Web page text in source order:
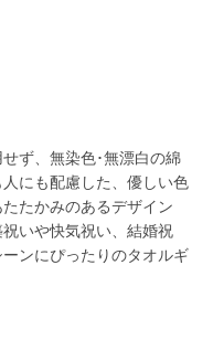
ず、無染色･無漂白の綿
にも配慮した、優しい色
たかみのあるデザイン
いや快気祝い、結婚祝
ンにぴったりのタオルギ